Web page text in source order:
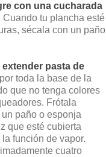
con una cucharada
Cuando tu plancha esté
sécala con un paño
extender pasta de
toda la base de la
que no tenga colores
Frótala
paño o esponja
que esté cubierta
función de vapor.
cuatro